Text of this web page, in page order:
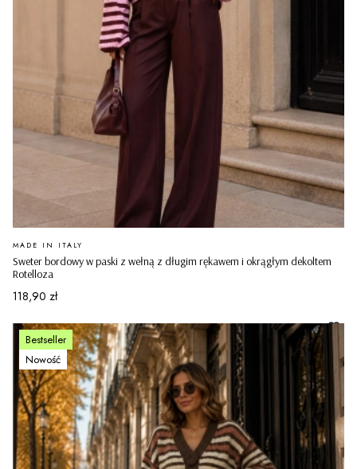
Sweter bordowy w paski z wełną z długim rękawem i okrągłym dekoltem
Rotelloza
PRODUCENT
MADE IN ITALY
Cena
118,90 zł
Bestseller
Nowość